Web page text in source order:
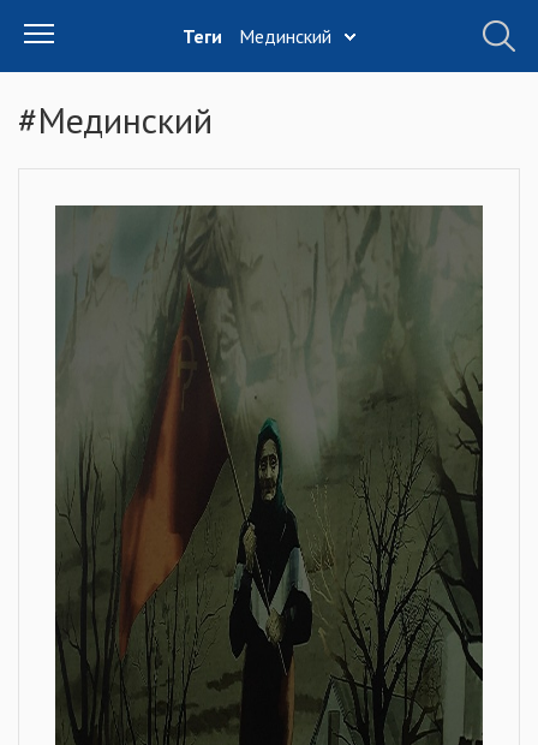
Теги Мединский
#Мединский